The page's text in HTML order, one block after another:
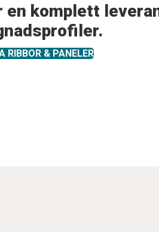
en komplett
RIBBOR & PANELER